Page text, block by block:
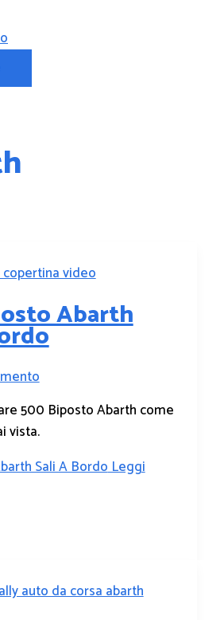
Abarth
500 Biposto Abarth come
vista.
Sali A BordoLeggi